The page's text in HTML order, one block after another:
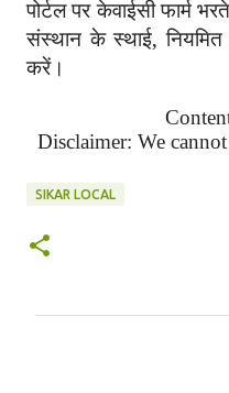
पोर्टल पर केवाईसी
संस्थान के स्थाई, नियमित
करें।
Disclaimer: We
SIKAR LOCAL